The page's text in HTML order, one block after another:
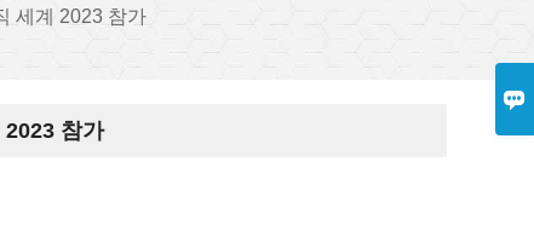

세계 2023 참가
2023 참가